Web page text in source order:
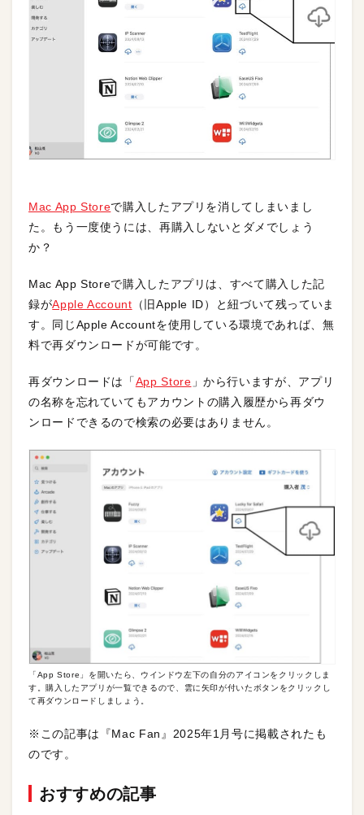
Mac App Storeで購入したアプリを消してしまいまし
た。もう一度使うには、再購入しないとダメでしょう
か？
Mac App Storeで購入したアプリは、すべて購入した記
録がApple Account （旧Apple ID）と紐づいて残っていま
す。同じApple Accountを使用している環境であれば、無
料で再ダウンロードが可能です。
再ダウンロードは「App Store 」から行いますが、アプリ
の名称を忘れていてもアカウントの購入履歴から再ダウ
ンロードできるので検索の必要はありません。
「App Store」を開いたら、ウインドウ左下の自分のアイコンをクリックしま
す。購入したアプリが一覧できるので、雲に矢印が付いたボタンをクリックし
て再ダウンロードしましょう。
※この記事は『Mac Fan』2025年1月号に掲載されたも
のです。
おすすめの記事